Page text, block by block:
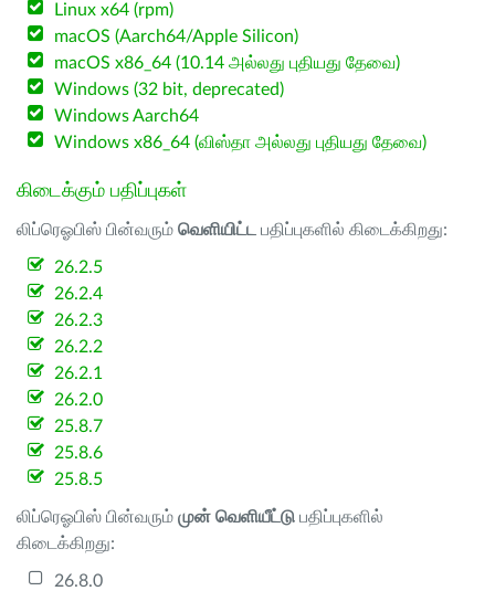
Linux x64 (rpm)
macOS (Aarch64/Apple Silicon)
macOS x86_64 (10.14 அல்லது புதியது தேவை)
Windows (32 bit, deprecated)
Windows Aarch64
Windows x86_64 (விஸ்தா அல்லது புதியது தேவை)
கிடைக்கும் பதிப்புகள்
லிப்ரெஓபிஸ் பின்வரும் வெளியிட்ட பதிப்புகளில் கிடைக்கிறது:
26.2.5
26.2.4
26.2.3
26.2.2
26.2.1
26.2.0
25.8.7
25.8.6
25.8.5
லிப்ரெஓபிஸ் பின்வரும் முன் வெளியீட்டு பதிப்புகளில்
கிடைக்கிறது:
26.8.0